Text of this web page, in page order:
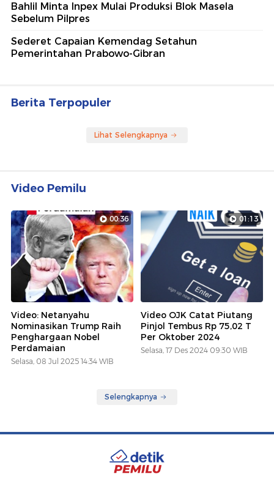
Bahlil Minta Inpex Mulai Produksi Blok Masela
Sebelum Pilpres
Sederet Capaian Kemendag Setahun
Pemerintahan Prabowo-Gibran
Berita Terpopuler
Lihat Selengkapnya
Video Pemilu
00:36
Video: Netanyahu
Nominasikan Trump Raih
Penghargaan Nobel
Perdamaian
Selasa, 08 Jul 2025 14:34 WIB
01:13
Video OJK Catat Piutang
Pinjol Tembus Rp 75,02 T
Per Oktober 2024
Selasa, 17 Des 2024 09:30 WIB
Selengkapnya